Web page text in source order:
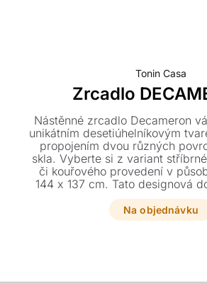
Tonin Casa
Zrcadlo
Nástěnné zrcadlo Decameron
unikátním desetiúhelníkovým
propojením dvou různých
skla. Vyberte si z variant
či kouřového provedení v
144 x 137 cm. Tato designová
do vašeho interiéru styl a
Na objednávku